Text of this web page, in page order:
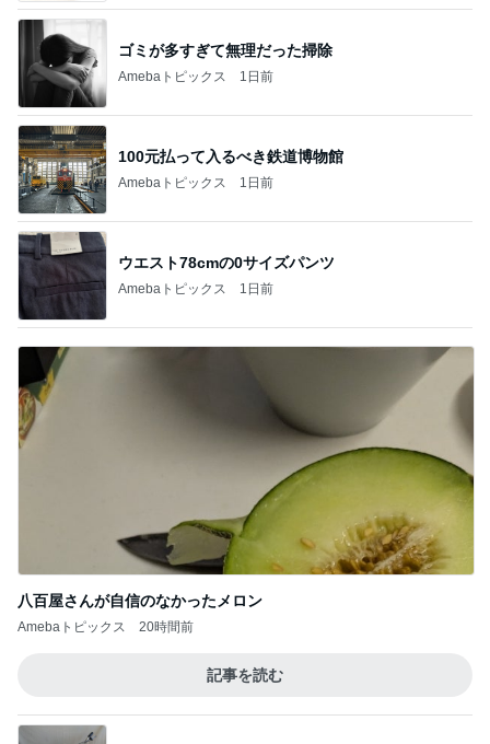
ゴミが多すぎて無理だった掃除
Amebaトピックス 1日前
100元払って入るべき鉄道博物館
Amebaトピックス 1日前
ウエスト78cmの0サイズパンツ
Amebaトピックス 1日前
八百屋さんが自信のなかったメロン
Amebaトピックス 20時間前
記事を読む